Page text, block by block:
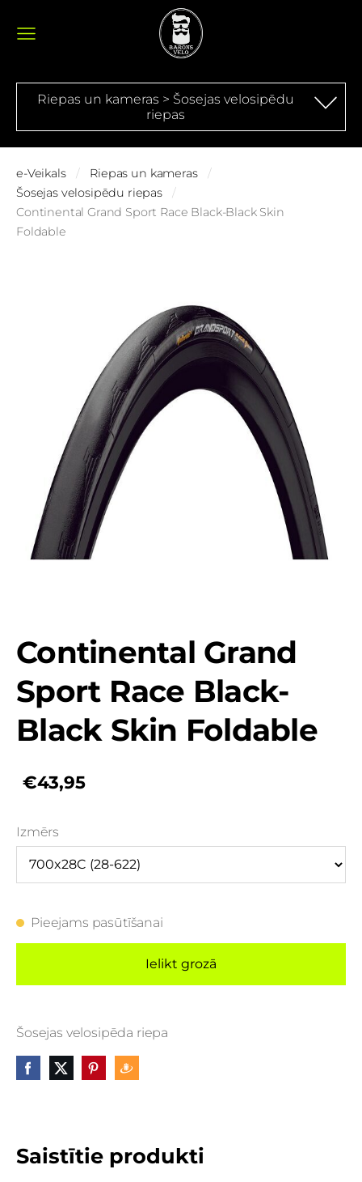
Riepas un kameras > Šosejas velosipēdu
riepas
e-Veikals
Riepas un kameras
Šosejas velosipēdu riepas
Continental Grand Sport Race Black-Black Skin
Foldable
Continental Grand
Sport Race Black-
Black Skin Foldable
€43,95
Izmērs
Pieejams pasūtīšanai
Ielikt grozā
Šosejas velosipēda riepa
Saistītie produkti